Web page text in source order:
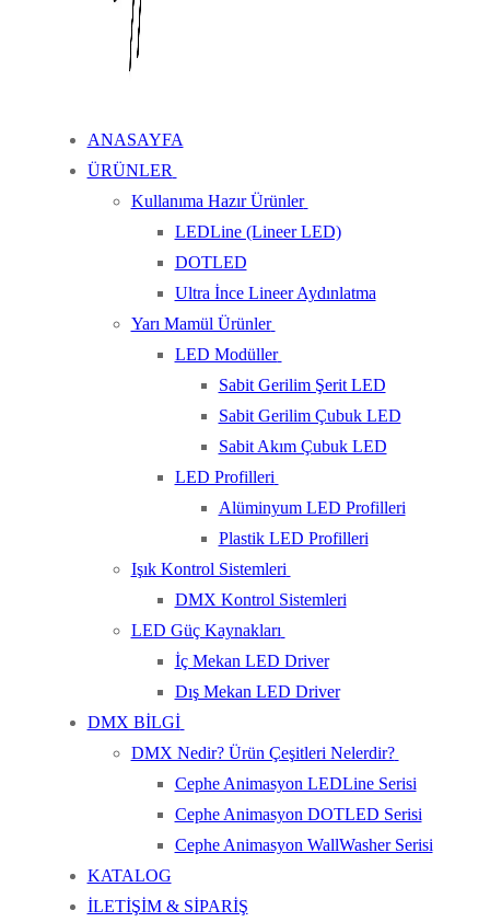
ANASAYFA
ÜRÜNLER
Kullanıma Hazır Ürünler
LEDLine (Lineer LED)
DOTLED
Ultra İnce Lineer Aydınlatma
Yarı Mamül Ürünler
LED Modüller
Sabit Gerilim Şerit LED
Sabit Gerilim Çubuk LED
Sabit Akım Çubuk LED
LED Profilleri
Alüminyum LED Profilleri
Plastik LED Profilleri
Işık Kontrol Sistemleri
DMX Kontrol Sistemleri
LED Güç Kaynakları
İç Mekan LED Driver
Dış Mekan LED Driver
DMX BİLGİ
DMX Nedir? Ürün Çeşitleri Nelerdir?
Cephe Animasyon LEDLine Serisi
Cephe Animasyon DOTLED Serisi
Cephe Animasyon WallWasher Serisi
KATALOG
İLETİŞİM & SİPARİŞ